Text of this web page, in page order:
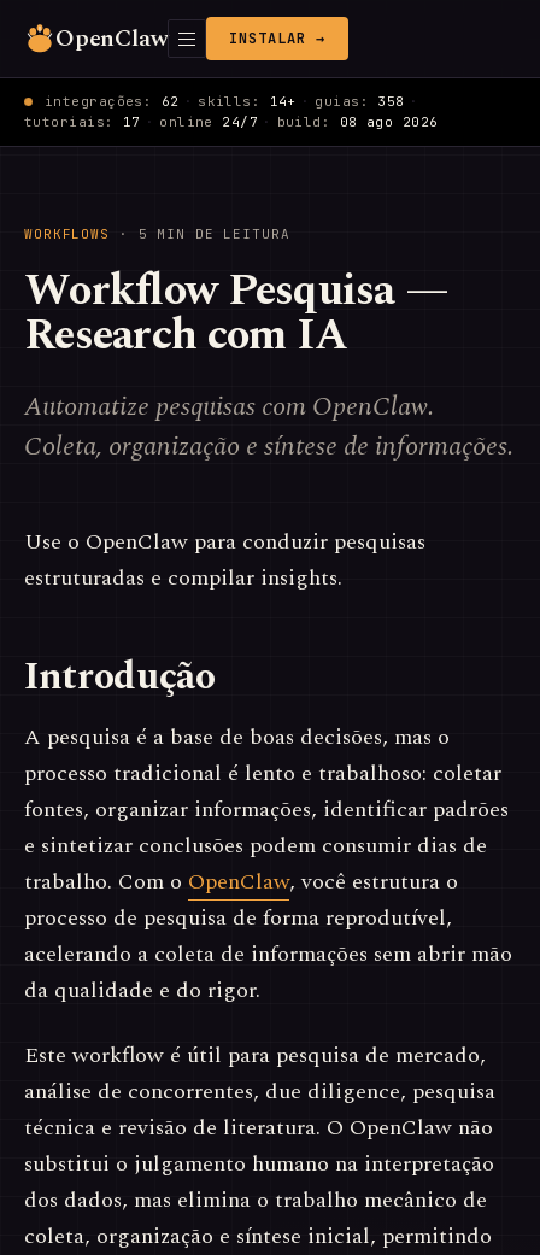
OpenClaw INSTALAR →
integrações: 62 · skills: 14+ · guias: 358 ·
tutoriais: 17 · online 24/7 · build: 08 ago 2026
WORKFLOWS · 5 MIN DE LEITURA
Workflow Pesquisa —
Research com IA
Automatize pesquisas com OpenClaw.
Coleta, organização e síntese de informações.
Use o OpenClaw para conduzir pesquisas
estruturadas e compilar insights.
Introdução
A pesquisa é a base de boas decisões, mas o
processo tradicional é lento e trabalhoso: coletar
fontes, organizar informações, identificar padrões
e sintetizar conclusões podem consumir dias de
trabalho. Com o OpenClaw, você estrutura o
processo de pesquisa de forma reprodutível,
acelerando a coleta de informações sem abrir mão
da qualidade e do rigor.
Este workflow é útil para pesquisa de mercado,
análise de concorrentes, due diligence, pesquisa
técnica e revisão de literatura. O OpenClaw não
substitui o julgamento humano na interpretação
dos dados, mas elimina o trabalho mecânico de
coleta, organização e síntese inicial, permitindo